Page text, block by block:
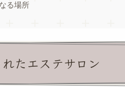
る場所
たエステサロン